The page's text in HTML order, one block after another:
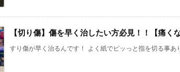
【切り傷】傷を早く治したい方必見！！【痛くな
すり傷が早く治るんです！ よく紙でピッっと指を切る事